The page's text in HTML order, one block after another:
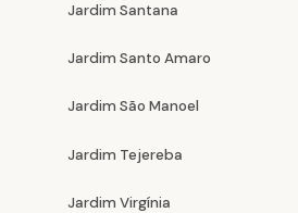
Jardim Santana
Jardim Santo Amaro
Jardim São Manoel
Jardim Tejereba
Jardim Virgínia